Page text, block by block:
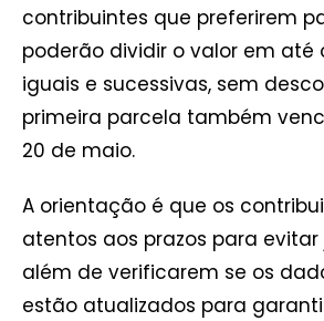
contribuintes que preferirem
poderão dividir o valor em até
iguais e sucessivas, sem
primeira parcela também
20 de maio.
A orientação é que os
atentos aos prazos para evitar
além de verificarem se os
estão atualizados para